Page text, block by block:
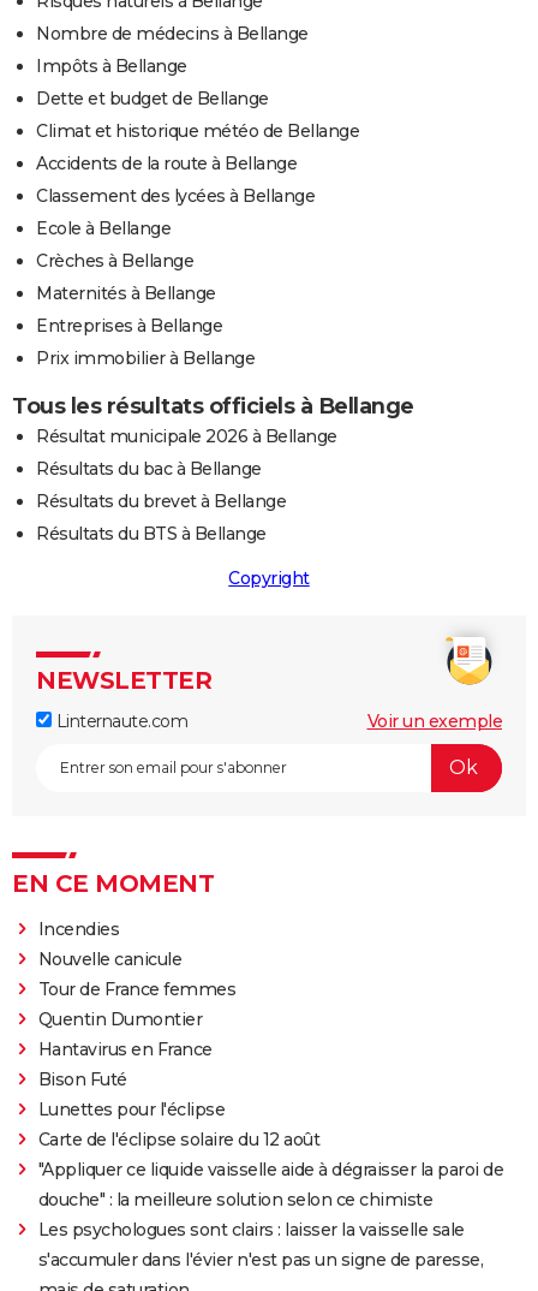
Nombre de médecins à Bellange
Impôts à Bellange
Dette et budget de Bellange
Climat et historique météo de Bellange
Accidents de la route à Bellange
Classement des lycées à Bellange
Ecole à Bellange
Crèches à Bellange
Maternités à Bellange
Entreprises à Bellange
Prix immobilier à Bellange
Tous les résultats officiels à Bellange
Résultat municipale 2026 à Bellange
Résultats du bac à Bellange
Résultats du brevet à Bellange
Résultats du BTS à Bellange
Copyright
NEWSLETTER
Linternaute.com Voir un exemple
EN CE MOMENT
Incendies
Nouvelle canicule
Tour de France femmes
Quentin Dumontier
Hantavirus en France
Bison Futé
Lunettes pour l'éclipse
Carte de l'éclipse solaire du 12 août
"Appliquer ce liquide vaisselle aide à dégraisser la paroi de
douche" : la meilleure solution selon ce chimiste
Les psychologues sont clairs : laisser la vaisselle sale
s'accumuler dans l'évier n'est pas un signe de paresse,